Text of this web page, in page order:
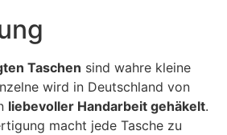
Taschen sind wahre kleine
wird in Deutschland von
liebevoller Handarbeit gehäkelt.
macht jede Tasche zu